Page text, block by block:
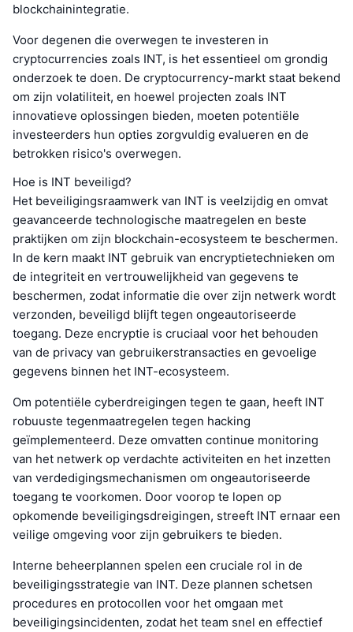
blockchainintegratie.
Voor degenen die overwegen te investeren in
cryptocurrencies zoals INT, is het essentieel om grondig
onderzoek te doen. De cryptocurrency-markt staat bekend
om zijn volatiliteit, en hoewel projecten zoals INT
innovatieve oplossingen bieden, moeten potentiële
investeerders hun opties zorgvuldig evalueren en de
betrokken risico's overwegen.
Hoe is INT beveiligd?
Het beveiligingsraamwerk van INT is veelzijdig en omvat
geavanceerde technologische maatregelen en beste
praktijken om zijn blockchain-ecosysteem te beschermen.
In de kern maakt INT gebruik van encryptietechnieken om
de integriteit en vertrouwelijkheid van gegevens te
beschermen, zodat informatie die over zijn netwerk wordt
verzonden, beveiligd blijft tegen ongeautoriseerde
toegang. Deze encryptie is cruciaal voor het behouden
van de privacy van gebruikerstransacties en gevoelige
gegevens binnen het INT-ecosysteem.
Om potentiële cyberdreigingen tegen te gaan, heeft INT
robuuste tegenmaatregelen tegen hacking
geïmplementeerd. Deze omvatten continue monitoring
van het netwerk op verdachte activiteiten en het inzetten
van verdedigingsmechanismen om ongeautoriseerde
toegang te voorkomen. Door voorop te lopen op
opkomende beveiligingsdreigingen, streeft INT ernaar een
veilige omgeving voor zijn gebruikers te bieden.
Interne beheerplannen spelen een cruciale rol in de
beveiligingsstrategie van INT. Deze plannen schetsen
procedures en protocollen voor het omgaan met
beveiligingsincidenten, zodat het team snel en effectief